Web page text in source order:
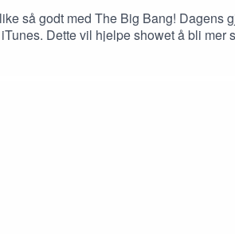
så godt med The Big Bang! Dagens
Dette vil hjelpe showet å bli